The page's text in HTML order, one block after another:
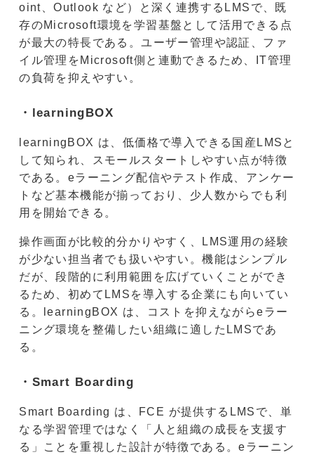
oint、Outlook など）と深く連携するLMSで、既
存のMicrosoft環境を学習基盤として活用できる点
が最大の特長である。ユーザー管理や認証、ファ
イル管理をMicrosoft側と連動できるため、IT管理
の負荷を抑えやすい。
・learningBOX
learningBOX は、低価格で導入できる国産LMSと
して知られ、スモールスタートしやすい点が特徴
である。eラーニング配信やテスト作成、アンケー
トなど基本機能が揃っており、少人数からでも利
用を開始できる。
操作画面が比較的分かりやすく、LMS運用の経験
が少ない担当者でも扱いやすい。機能はシンプル
だが、段階的に利用範囲を広げていくことができ
るため、初めてLMSを導入する企業にも向いてい
る。learningBOX は、コストを抑えながらeラー
ニング環境を整備したい組織に適したLMSであ
る。
・Smart Boarding
Smart Boarding は、FCE が提供するLMSで、単
なる学習管理ではなく「人と組織の成長を支援す
る」ことを重視した設計が特徴である。eラーニン